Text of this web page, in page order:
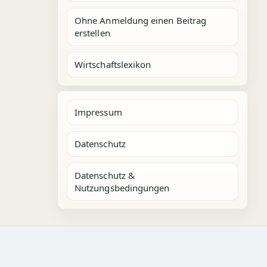
Ohne Anmeldung einen Beitrag
erstellen
Wirtschaftslexikon
Impressum
Datenschutz
Datenschutz &
Nutzungsbedingungen